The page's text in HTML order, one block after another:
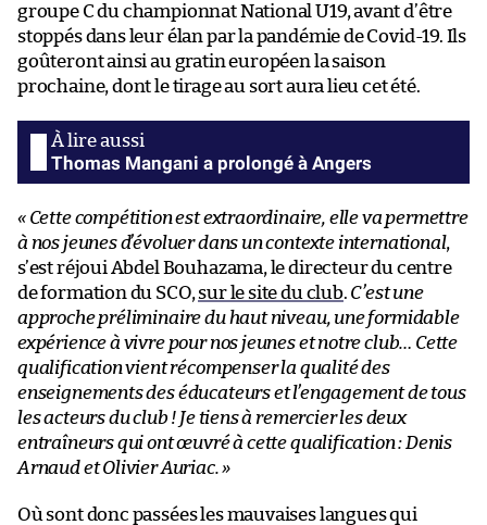
groupe C du championnat National U19, avant d’être
stoppés dans leur élan par la pandémie de Covid-19. Ils
goûteront ainsi au gratin européen la saison
prochaine, dont le tirage au sort aura lieu cet été.
Thomas Mangani a prolongé à Angers
« Cette compétition est extraordinaire, elle va permettre
à nos jeunes d’évoluer dans un contexte international,
s’est réjoui Abdel Bouhazama, le directeur du centre
de formation du SCO, sur le site du club. C’est une
approche préliminaire du haut niveau, une formidable
expérience à vivre pour nos jeunes et notre club… Cette
qualification vient récompenser la qualité des
enseignements des éducateurs et l’engagement de tous
les acteurs du club ! Je tiens à remercier les deux
entraîneurs qui ont œuvré à cette qualification : Denis
Arnaud et Olivier Auriac. »
Où sont donc passées les mauvaises langues qui